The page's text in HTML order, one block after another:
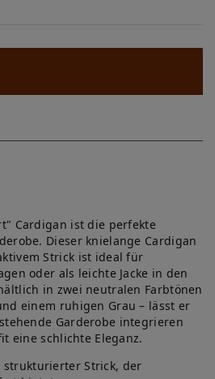
Cardigan ist die perfekte
Dieser knielange Cardigan
Strick ist ideal für
oder als leichte Jacke in den
in zwei neutralen Farbtönen
einem ruhigen Grau – lässt er
Garderobe integrieren
eine schlichte Eleganz.
strukturierter Strick, der